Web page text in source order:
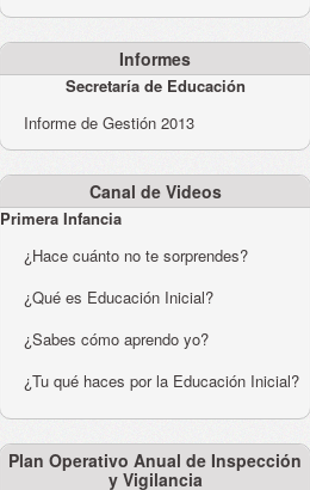
Informes
Secretaría de Educación
Informe de Gestión 2013
Canal de Videos
Primera Infancia
¿Hace cuánto no te sorprendes?
¿Qué es Educación Inicial?
¿Sabes cómo aprendo yo?
¿Tu qué haces por la Educación Inicial?
Plan Operativo Anual de Inspección
y Vigilancia